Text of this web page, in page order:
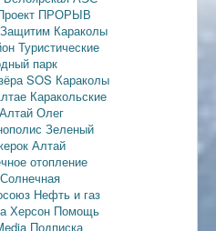
ПРОРЫВ
Защитим Караколы
Туристические
парк
SOS Караколы
Каракольские
Олег
Зеленый
Алтай
отопление
Солнечная
Нефть и газ
Херсон Помощь
Подписка